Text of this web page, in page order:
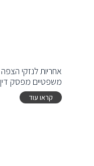
אחריות לנזקי
משפטיים מפסק
קראו עוד